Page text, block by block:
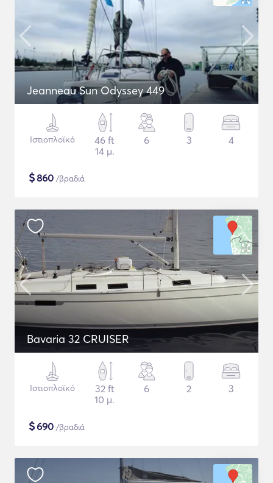
Jeanneau Sun Odyssey 449
Ιστιοπλοϊκό
46 ft
14 μ.
6 3 4
$860 /βραδιά
Bavaria 32 CRUISER
Ιστιοπλοϊκό
32 ft
10 μ.
6 2 3
$690 /βραδιά